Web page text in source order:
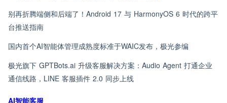
别再折腾端侧和后端了！Android 17 与 HarmonyOS 6 时代的跨平
台推送指南
国内首个AI智能体管理成熟度标准于WAIC发布，极光参编
极光旗下 GPTBots.ai 升级客服解决方案：Audio Agent 打通企业
通信线路，LINE 客服插件 2.0 同步上线
AI智能客服